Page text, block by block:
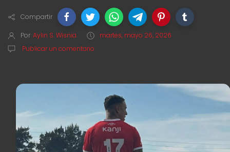
Compartir
Por Aylin S. Wisnia
martes, mayo 26, 2026
Publicar un comentario